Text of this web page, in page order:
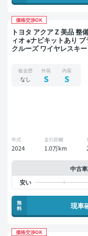
価格交渉OK
トヨタ アクア Z 美品 整備記録簿あり ディスプレイオーデ
ィオ ※ナビキットあり
クルーズ ワイヤレスキ
板金歴
なし
外装
S
内装
S
年式
2024
走行距離
1.0万km
中古
無
料
現車
価格交渉OK